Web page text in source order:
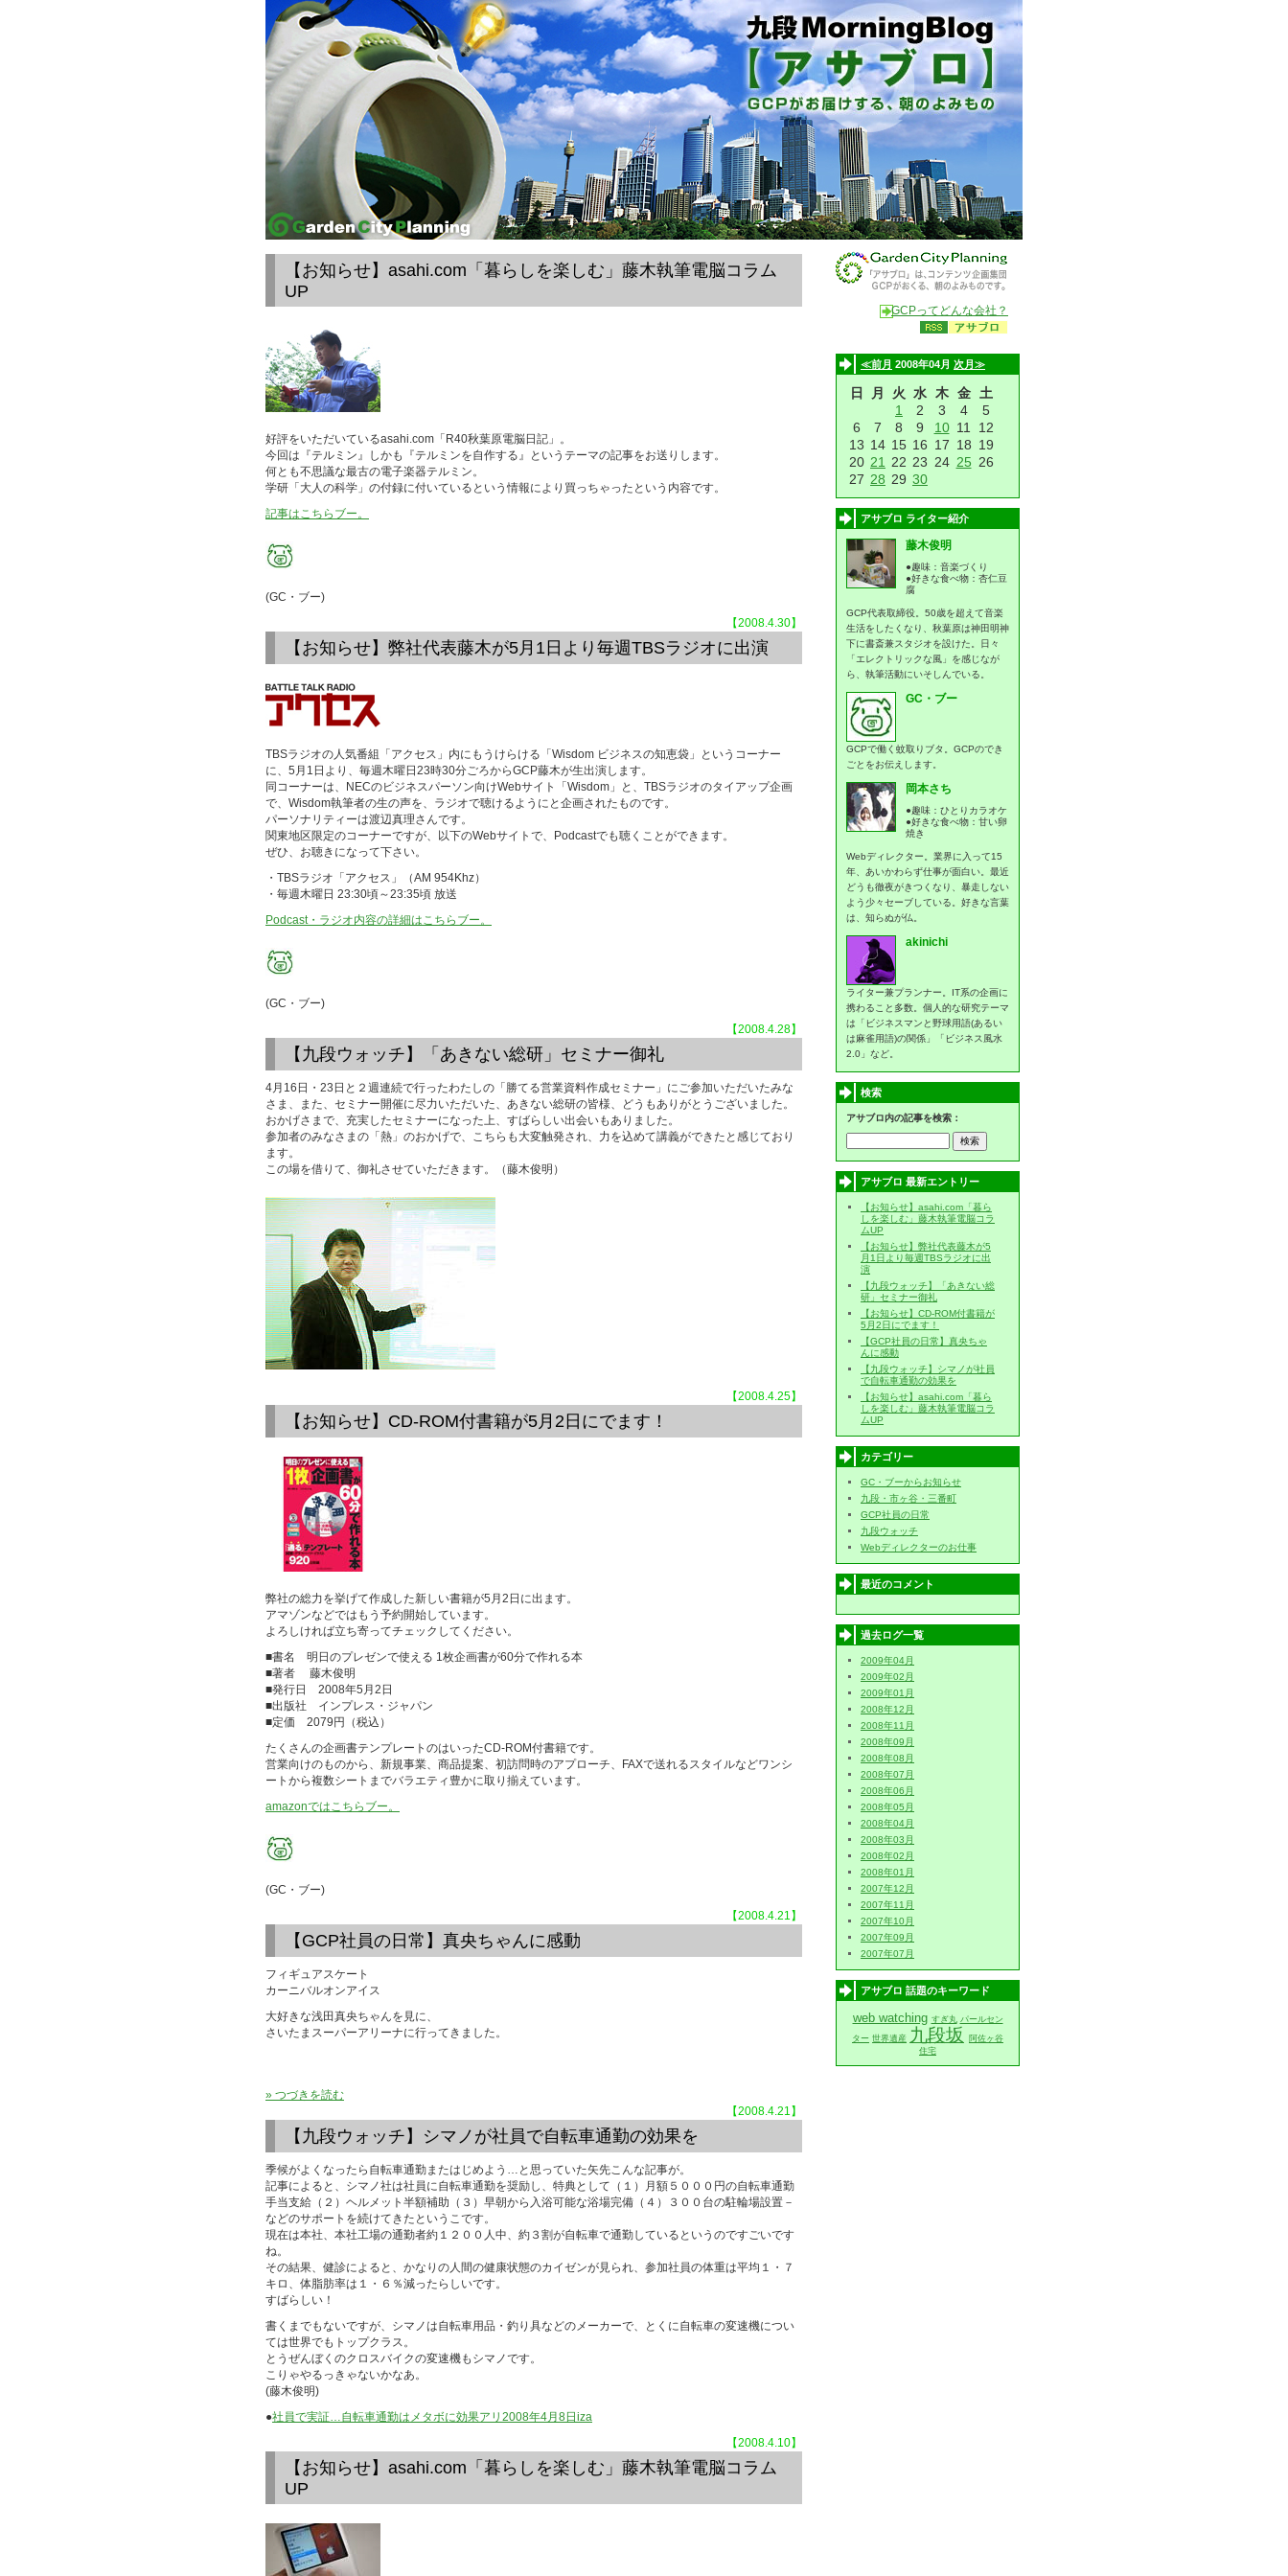
【お知らせ】asahi.com「暮らしを楽しむ」藤木執筆電脳コラム
UP
好評をいただいているasahi.com「R40秋葉原電脳日記」。
今回は『テルミン』しかも『テルミンを自作する』というテーマの記事をお送りします。
何とも不思議な最古の電子楽器テルミン。
学研「大人の科学」の付録に付いているという情報により買っちゃったという内容です。
記事はこちらブー。
(GC・ブー)
【2008.4.30】
【お知らせ】弊社代表藤木が5月1日より毎週TBSラジオに出演
TBSラジオの人気番組「アクセス」内にもうけらける「Wisdom ビジネスの知恵袋」というコーナー
に、5月1日より、毎週木曜日23時30分ごろからGCP藤木が生出演します。
同コーナーは、NECのビジネスパーソン向けWebサイト「Wisdom」と、TBSラジオのタイアップ企画
で、Wisdom執筆者の生の声を、ラジオで聴けるようにと企画されたものです。
パーソナリティーは渡辺真理さんです。
関東地区限定のコーナーですが、以下のWebサイトで、Podcastでも聴くことができます。
ぜひ、お聴きになって下さい。
・TBSラジオ「アクセス」（AM 954Khz）
・毎週木曜日 23:30頃～23:35頃 放送
Podcast・ラジオ内容の詳細はこちらブー。
(GC・ブー)
【2008.4.28】
【九段ウォッチ】「あきない総研」セミナー御礼
4月16日・23日と２週連続で行ったわたしの「勝てる営業資料作成セミナー」にご参加いただいたみな
さま、また、セミナー開催に尽力いただいた、あきない総研の皆様、どうもありがとうございました。
おかげさまで、充実したセミナーになった上、すばらしい出会いもありました。
参加者のみなさまの「熱」のおかげで、こちらも大変触発され、力を込めて講義ができたと感じており
ます。
この場を借りて、御礼させていただきます。（藤木俊明）
【2008.4.25】
【お知らせ】CD-ROM付書籍が5月2日にでます！
弊社の総力を挙げて作成した新しい書籍が5月2日に出ます。
アマゾンなどではもう予約開始しています。
よろしければ立ち寄ってチェックしてください。
■書名 明日のプレゼンで使える 1枚企画書が60分で作れる本
■著者 藤木俊明
■発行日 2008年5月2日
■出版社 インプレス・ジャパン
■定価 2079円（税込）
たくさんの企画書テンプレートのはいったCD-ROM付書籍です。
営業向けのものから、新規事業、商品提案、初訪問時のアプローチ、FAXで送れるスタイルなどワンシ
ートから複数シートまでバラエティ豊かに取り揃えています。
amazonではこちらブー。
(GC・ブー)
【2008.4.21】
【GCP社員の日常】真央ちゃんに感動
フィギュアスケート
カーニバルオンアイス
大好きな浅田真央ちゃんを見に、
さいたまスーパーアリーナに行ってきました。
» つづきを読む
【2008.4.21】
【九段ウォッチ】シマノが社員で自転車通勤の効果を
季候がよくなったら自転車通勤またはじめよう…と思っていた矢先こんな記事が。
記事によると、シマノ社は社員に自転車通勤を奨励し、特典として（１）月額５０００円の自転車通勤
手当支給（２）ヘルメット半額補助（３）早朝から入浴可能な浴場完備（４）３００台の駐輪場設置－
などのサポートを続けてきたというこです。
現在は本社、本社工場の通勤者約１２００人中、約３割が自転車で通勤しているというのですごいです
ね。
その結果、健診によると、かなりの人間の健康状態のカイゼンが見られ、参加社員の体重は平均１・７
キロ、体脂肪率は１・６％減ったらしいです。
すばらしい！
書くまでもないですが、シマノは自転車用品・釣り具などのメーカーで、とくに自転車の変速機につい
ては世界でもトップクラス。
とうぜんぼくのクロスバイクの変速機もシマノです。
こりゃやるっきゃないかなあ。
(藤木俊明)
●社員で実証…自転車通勤はメタボに効果アリ2008年4月8日iza
【2008.4.10】
【お知らせ】asahi.com「暮らしを楽しむ」藤木執筆電脳コラム
UP
GCPってどんな会社？
≪前月 2008年04月 次月≫
日 月 火 水 木 金
土
1
2 3 4
5
6
7 8 9 10 11
12
13 14 15 16 17 18 19
20 21 22 23 24 25 26
27 28 29 30
アサブロ ライター紹介
藤木俊明
●趣味：音楽づくり
●好きな食べ物：杏仁豆
腐
GCP代表取締役。50歳を超えて音楽
生活をしたくなり、秋葉原は神田明神
下に書斎兼スタジオを設けた。日々
「エレクトリックな風」を感じなが
ら、執筆活動にいそしんでいる。
GC・ブー
GCPで働く蚊取りブタ。GCPのでき
ごとをお伝えします。
岡本さち
●趣味：ひとりカラオケ
●好きな食べ物：甘い卵
焼き
Webディレクター。業界に入って15
年、あいかわらず仕事が面白い。最近
どうも徹夜がきつくなり、暴走しない
よう少々セーブしている。好きな言葉
は、知らぬが仏。
akinichi
ライター兼プランナー。IT系の企画に
携わること多数。個人的な研究テーマ
は「ビジネスマンと野球用語(あるい
は麻雀用語)の関係」「ビジネス風水
2.0」など。
検索
アサブロ内の記事を検索：
アサブロ 最新エントリー
【お知らせ】asahi.com「暮ら
しを楽しむ」藤木執筆電脳コラ
ムUP
【お知らせ】弊社代表藤木が5
月1日より毎週TBSラジオに出
演
【九段ウォッチ】「あきない総
研」セミナー御礼
【お知らせ】CD-ROM付書籍が
5月2日にでます！
【GCP社員の日常】真央ちゃ
んに感動
【九段ウォッチ】シマノが社員
で自転車通勤の効果を
【お知らせ】asahi.com「暮ら
しを楽しむ」藤木執筆電脳コラ
ムUP
カテゴリー
GC・ブーからお知らせ
九段・市ヶ谷・三番町
GCP社員の日常
九段ウォッチ
Webディレクターのお仕事
最近のコメント
過去ログ一覧
2009年04月
2009年02月
2009年01月
2008年12月
2008年11月
2008年09月
2008年08月
2008年07月
2008年06月
2008年05月
2008年04月
2008年03月
2008年02月
2008年01月
2007年12月
2007年11月
2007年10月
2007年09月
2007年07月
アサブロ 話題のキーワード
web watching すぎ丸 パールセン
ター 世界遺産 九段坂
阿佐ヶ谷
住宅